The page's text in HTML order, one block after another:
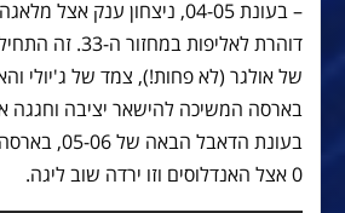
– בעונת 04-05, ניצחון ענק
דוהרת לאליפות
של אולגר (לא פחות!), צמד של ג'יולי
בארסה המשיכה להישאר יציבה וחגגה
0 אצל האנדלוסים וזו ירדה שוב ליגה.